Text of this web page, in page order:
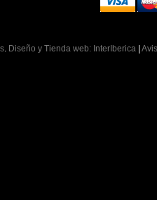
. Diseño y Tienda web: InterIberica|